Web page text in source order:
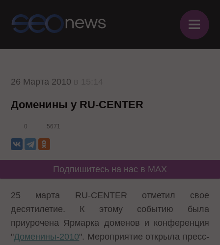
≡
26 Марта 2010
Доменины у RU-CENTER
0 5671
Подпишитесь на нас в MAX
25 марта RU-CENTER отметил свое
десятилетие. К этому событию была
приурочена Ярмарка доменов и конференция
"Доменины-2010". Мероприятие открыла пресс-